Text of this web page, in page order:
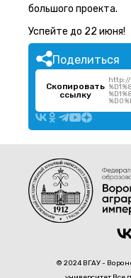
большого проекта.
Успейте до 22 июня!
Поделиться
Скопировать
ссылку
http://
© 2024 ВГАУ -